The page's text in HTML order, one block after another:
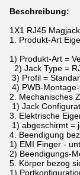
Beschreibung:
1X1 RJ45
1. Produkt-Art
1) Produkt-Art =
2) Jack Type =
3) Profil =
4) PWB-
2. Mechanisches
1) Jack
3. Elektrische
1) abgeschirmt =
4. Beendigung
1) EMI Finger -
2) Beendigungs-
5. Körper bezog
1)